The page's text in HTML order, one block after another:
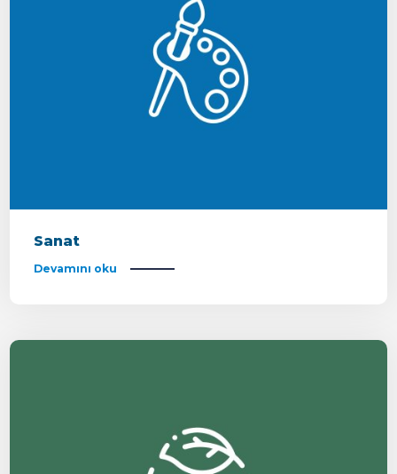
Sanat
Devamını oku